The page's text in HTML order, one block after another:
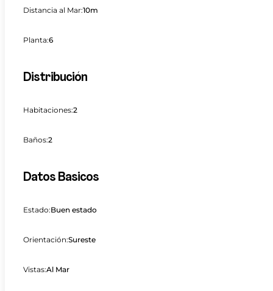
Distancia al Mar:10m
Planta:6
Distribución
Habitaciones:2
Baños:2
Datos Basicos
Estado:Buen estado
Orientación:Sureste
Vistas:Al Mar